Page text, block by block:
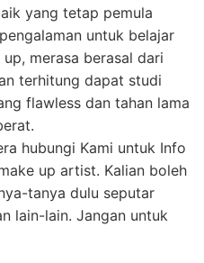
yang tetap pemula
untuk belajar
merasa berasal dari
terhitung dapat studi
flawless dan tahan lama
hubungi Kami untuk Info
up artist. Kalian boleh
tanya dulu seputar
lain-lain. Jangan untuk